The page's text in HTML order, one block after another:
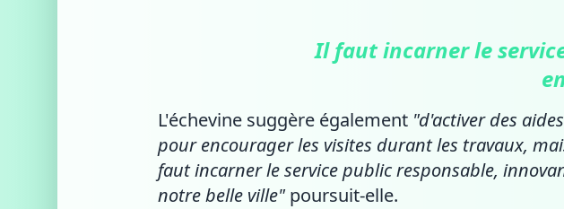
Il faut incarner le
L'échevine suggère également "d'activer des
pour encourager les visites durant les travaux,
faut incarner le service public responsable,
notre belle ville" poursuit-elle.